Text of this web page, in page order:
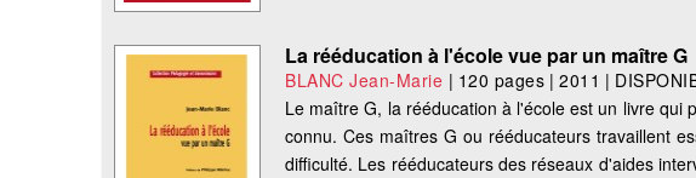
La rééducation à l'école vue par un maître G
BLANC Jean-Marie | 120 pages |2011 |
Le maître G, la rééducation à l'école est un livre qui
connu. Ces maîtres G ou rééducateurs travaillent
difficulté. Les rééducateurs des réseaux d'aides